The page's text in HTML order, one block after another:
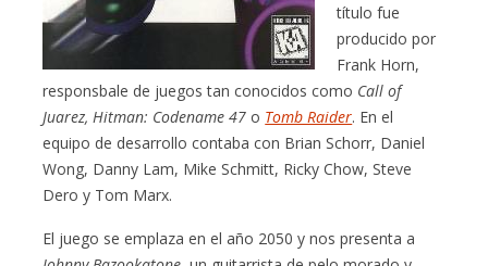
título fue
producido por
Frank Horn,
responsbale de juegos tan conocidos como Call of
Juarez, Hitman: Codename 47 o Tomb Raider. En el
equipo de desarrollo contaba con Brian Schorr, Daniel
Wong, Danny Lam, Mike Schmitt, Ricky Chow, Steve
Dero y Tom Marx.
El juego se emplaza en el año 2050 y nos presenta a